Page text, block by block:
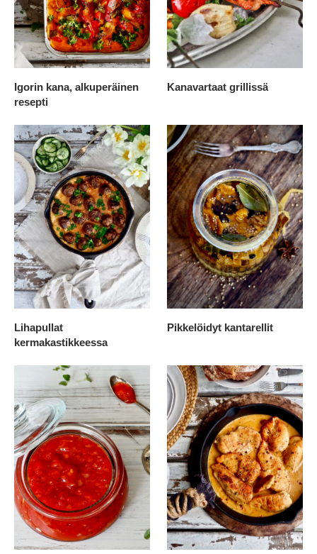
Igorin kana, alkuperäinen
resepti
Kanavartaat grillissä
Lihapullat
kermakastikkeessa
Pikkelöidyt kantarellit